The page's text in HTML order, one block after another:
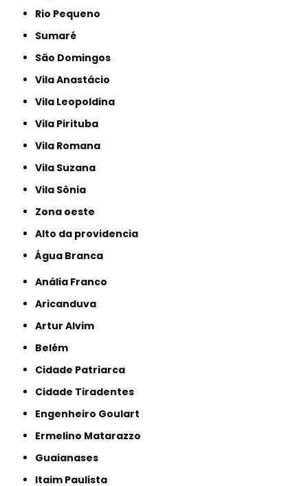
Rio Pequeno
Sumaré
São Domingos
Vila Anastácio
Vila Leopoldina
Vila Pirituba
Vila Romana
Vila Suzana
Vila Sônia
Zona oeste
alto da providencia
Água Branca
Anália Franco
Aricanduva
Artur Alvim
Belém
Cidade Patriarca
Cidade Tiradentes
Engenheiro Goulart
Ermelino Matarazzo
Guaianases
Itaim Paulista